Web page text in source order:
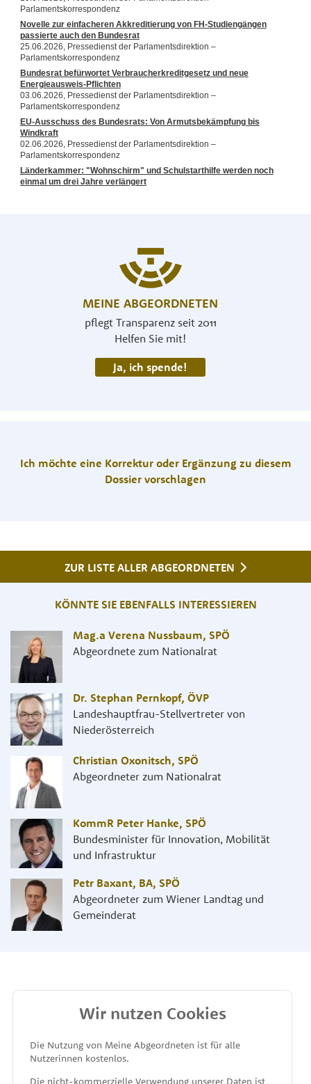
MEINE ABGEORDNETEN
pflegt Transparenz seit 2011
Helfen Sie mit!
Ja, ich spende!
Ich möchte eine Korrektur oder Ergänzung zu diesem
Dossier vorschlagen
ZUR LISTE ALLER ABGEORDNETEN
KÖNNTE SIE EBENFALLS INTERESSIEREN
Mag.a Verena Nussbaum, SPÖ
Abgeordnete zum Nationalrat
Dr. Stephan Pernkopf, ÖVP
Landeshauptfrau-Stellvertreter von
Niederösterreich
Christian Oxonitsch, SPÖ
Abgeordneter zum Nationalrat
KommR Peter Hanke, SPÖ
Bundesminister für Innovation, Mobilität
und Infrastruktur
Petr Baxant, BA, SPÖ
Abgeordneter zum Wiener Landtag und
Gemeinderat
MEINE ABGEORDNETEN
unterstützt von
Wir nutzen Cookies
Die Nutzung von Meine Abgeordneten ist für alle
Nutzerinnen kostenlos.
Die nicht-kommerzielle Verwendung unserer Daten ist